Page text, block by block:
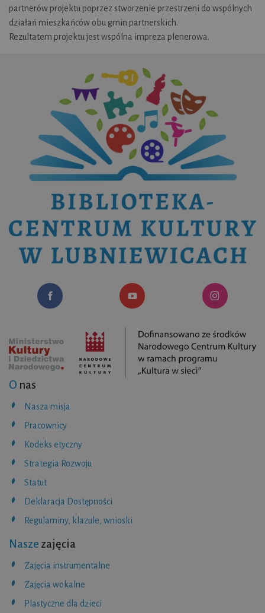
partnerów projektu poprzez stworzenie przestrzeni do wspólnych
działań mieszkańców obu gmin partnerskich.
Rezultatem projektu jest wspólna impreza plenerowa.
O nas
Nasza misja
Pracownicy
Kodeks etyczny
Strategia Rozwoju
Statut
Deklaracja Dostępności
Regulaminy, klazule, wnioski
Nasze zajęcia
Zajęcia instrumentalne
Zajęcia wokalne
Plastyczne dla dzieci